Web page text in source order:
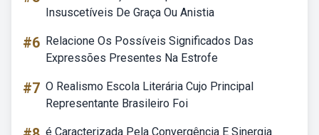
Insuscetíveis De Graça Ou Anistia
#6 Relacione Os Possíveis Significados Das
Expressões Presentes Na Estrofe
#7 O Realismo Escola Literária Cujo Principal
Representante Brasileiro Foi
é Caracterizada Pela Convergência E Sinergia